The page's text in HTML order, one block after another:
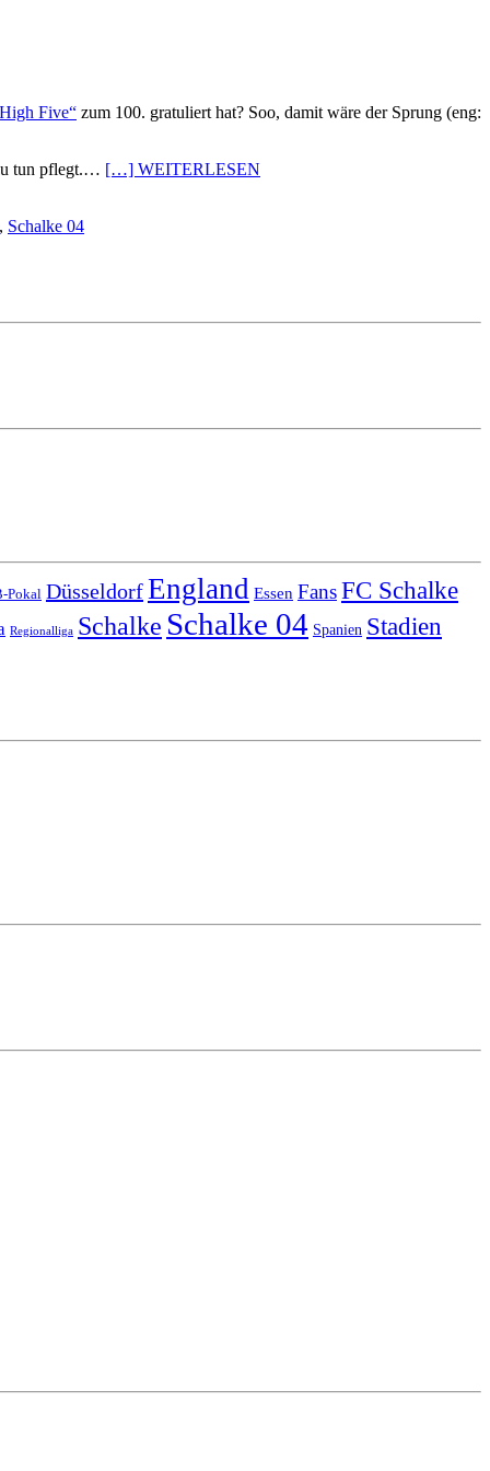
Five“ zum 100. gratuliert hat? Soo, damit wäre der Sprung (eng:
tun pflegt.… […] WEITERLESEN
, Schalke 04
Pokal DüsseldorfEngland Essen FansFC Schalke
Regionalliga Schalke Schalke 04 Spanien Stadien